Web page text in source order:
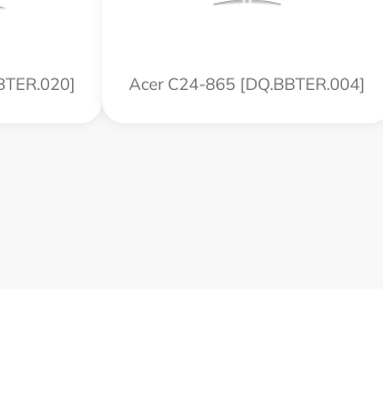
Acer C24-865 [DQ.BBTER.004]